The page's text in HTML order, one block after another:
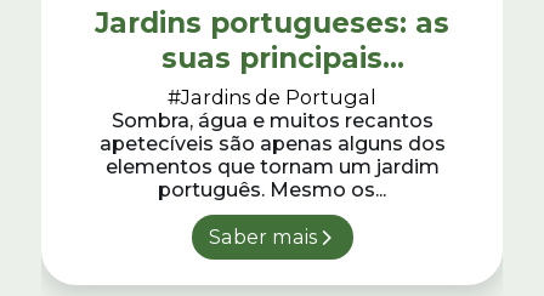
Jardins portugueses: as
suas principais
características
#Jardins de Portugal
Sombra, água e muitos recantos
apetecíveis são apenas alguns dos
elementos que tornam um jardim
português. Mesmo os...
Saber mais